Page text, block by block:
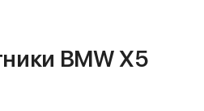
BMW X5